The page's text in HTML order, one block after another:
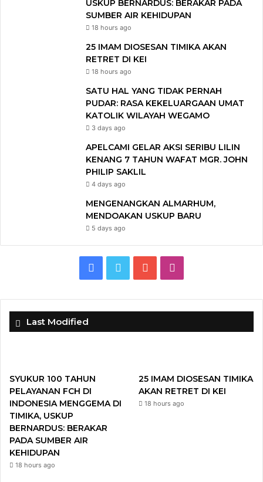
USKUP BERNARDUS: BERAKAR PADA
SUMBER AIR KEHIDUPAN
18 hours ago
25 IMAM DIOSESAN TIMIKA AKAN
RETRET DI KEI
18 hours ago
SATU HAL YANG TIDAK PERNAH
PUDAR: RASA KEKELUARGAAN UMAT
KATOLIK WILAYAH WEGAMO
3 days ago
APELCAMI GELAR AKSI SERIBU LILIN
KENANG 7 TAHUN WAFAT MGR. JOHN
PHILIP SAKLIL
4 days ago
MENGENANGKAN ALMARHUM,
MENDOAKAN USKUP BARU
5 days ago
c
o
o
k
i
u
b
e
s
g
r
Last Modified
SYUKUR 100 TAHUN
PELAYANAN FCH DI
INDONESIA MENGGEMA DI
TIMIKA, USKUP
BERNARDUS: BERAKAR
PADA SUMBER AIR
KEHIDUPAN
18 hours ago
25 IMAM DIOSESAN TIMIKA
AKAN RETRET DI KEI
18 hours ago